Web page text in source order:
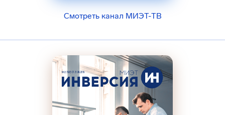
Смотреть канал МИЭТ-ТВ